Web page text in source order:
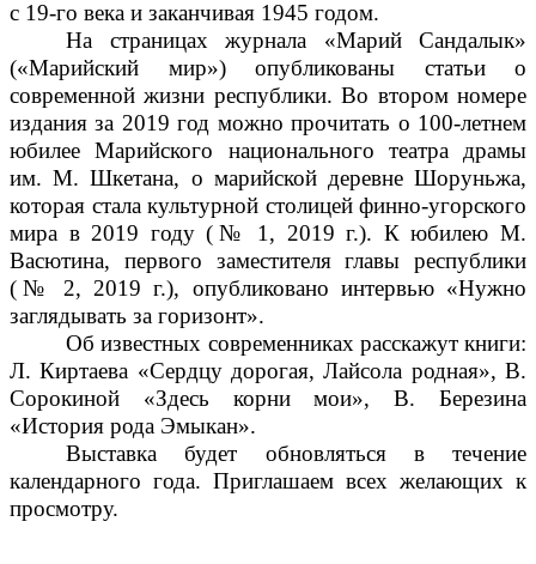
с 19-го века и заканчивая 1945 годом.
На страницах журнала «Марий Сандалык»
(«Марийский мир») опубликованы статьи о
современной жизни республики. Во втором номере
издания за 2019 год можно прочитать о 100-летнем
юбилее Марийского национального театра драмы
им. М. Шкетана, о марийской деревне Шоруньжа,
которая стала культурной столицей финно-угорского
мира в 2019 году (№ 1, 2019 г.). К юбилею М.
Васютина, первого заместителя главы республики
(№ 2, 2019 г.), опубликовано интервью «Нужно
заглядывать за горизонт».
Об известных современниках расскажут книги:
Л. Киртаева «Сердцу дорогая, Лайсола родная», В.
Сорокиной «Здесь корни мои», В. Березина
«История рода Эмыкан».
Выставка будет обновляться в течение
календарного года. Приглашаем всех желающих к
просмотру.